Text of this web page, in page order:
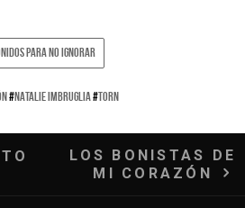
PARA NO IGNORAR
#NATALIE IMBRUGLIA#TORN
LOS BONISTAS DE
MI CORAZÓN